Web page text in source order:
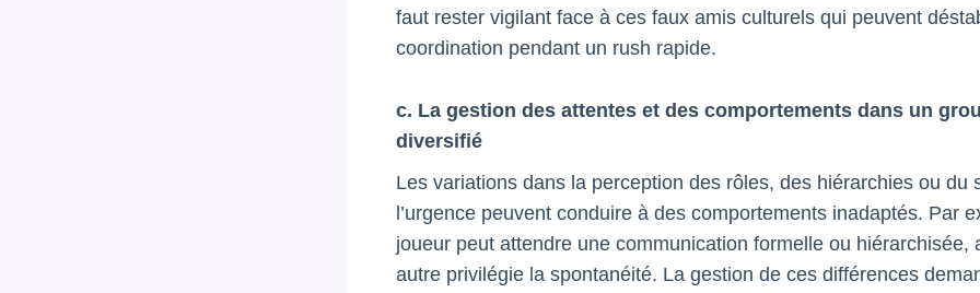
faut rester vigilant face à ces faux amis culturels qui peuvent
coordination pendant un rush rapide.
c. La gestion des attentes et des comportements dans un
diversifié
Les variations dans la perception des rôles, des hiérarchies ou du
l’urgence peuvent conduire à des comportements inadaptés. Par
joueur peut attendre une communication formelle ou hiérarchisée,
autre privilégie la spontanéité. La gestion de ces différences